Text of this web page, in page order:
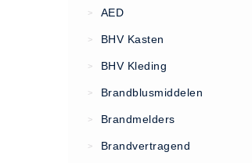
Inspectiecentrale
Ons Team
Nieuws
> AED
> BHV Kasten
> BHV Kleding
> Brandblusmiddelen
> Brandmelders
> Brandvertragend